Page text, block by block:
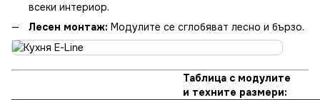
всеки интериор.
Лесен монтаж: Модулите се сглобяват лесно и бързо.
Таблица с модулите
и техните размери: